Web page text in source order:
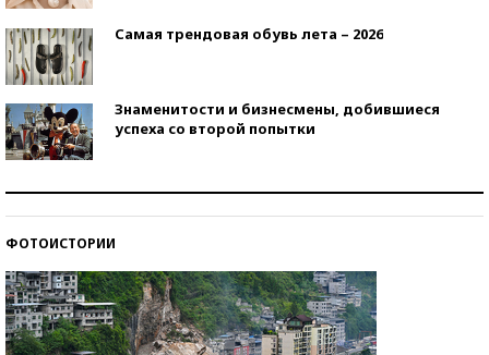
Самая трендовая обувь лета – 2026
Знаменитости и бизнесмены, добившиеся
успеха со второй попытки
ФОТОИСТОРИИ